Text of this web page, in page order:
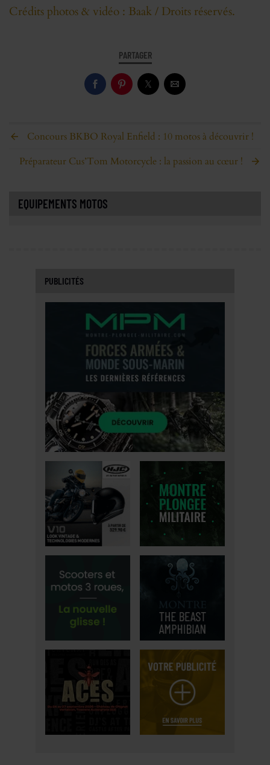
Crédits photos & vidéo : Baak / Droits réservés.
PARTAGER
Concours BKBO Royal Enfield : 10 motos à découvrir !
Préparateur Cus’Tom Motorcycle : la passion au cœur !
EQUIPEMENTS MOTOS
PUBLICITÉS